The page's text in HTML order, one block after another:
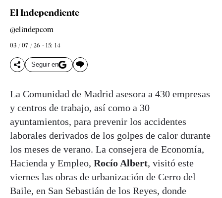
El Independiente
@elindepcom
03 / 07 / 26 - 15: 14
Seguir en
La Comunidad de Madrid asesora a 430 empresas
y centros de trabajo, así como a 30
ayuntamientos, para prevenir los accidentes
laborales derivados de los golpes de calor durante
los meses de verano. La consejera de Economía,
Hacienda y Empleo, Rocío Albert, visitó este
viernes las obras de urbanización de Cerro del
Baile, en San Sebastián de los Reyes, donde